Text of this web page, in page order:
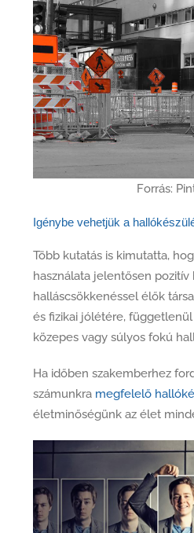
Forrás:
Igénybe vehetjük a
Több kutatás is kimutatta,
használata jelentősen pozitív
halláscsökkenéssel élők
és fizikai jólétére,
közepes vagy súlyos fokú
Ha időben szakemberhez
számunkra megfelelő
életminőségünk az élet